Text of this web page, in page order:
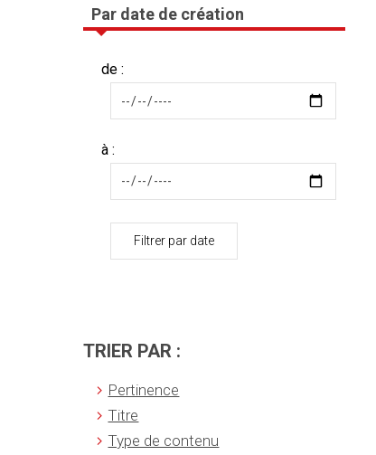
Par date de création
de :
à :
Filtrer par date
TRIER PAR :
Pertinence
Titre
Type de contenu